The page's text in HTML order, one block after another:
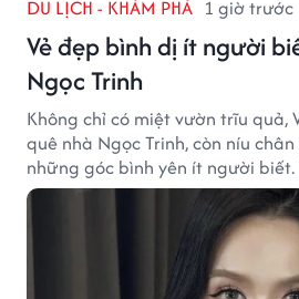
DU LỊCH - KHÁM PHÁ 1 giờ trước
Vẻ đẹp bình dị ít người
Ngọc Trinh
Không chỉ có miệt vườn trĩu quả,
quê nhà Ngọc Trinh, còn níu
những góc bình yên ít người
quê đến nhịp sống chậm rãi, tất
riêng của vùng đất miền Tây.